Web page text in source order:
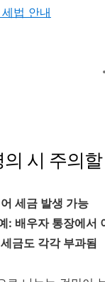
법 안내
시 주의할
세금 발생 가능
: 배우자 통장에서
금도 각각 부과됨